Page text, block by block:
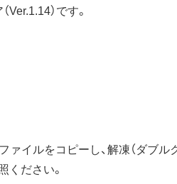
）です。
イルをコピーし、解凍（ダブル
ださい。